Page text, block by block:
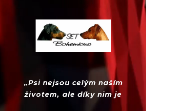
„Psi nejsou celým naším
životem, ale díky nim je
náš život úplný."